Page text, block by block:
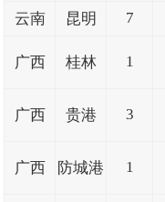
云南
昆明 7
广西 桂林 1
广西 贵港 3
广西 防城港 1